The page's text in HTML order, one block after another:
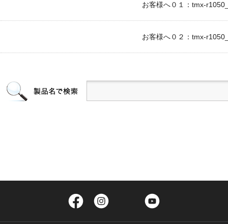
お客様へ０１：tmx-
お客様へ０２：tmx-
Facebook Twitter